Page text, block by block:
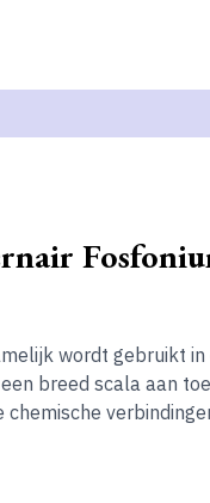
wordt gebruikt
breed scala aan